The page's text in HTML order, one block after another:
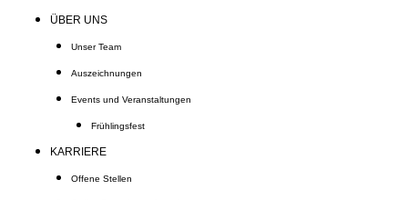
ÜBER UNS
Unser Team
Auszeichnungen
Events und Veranstaltungen
Frühlingsfest
KARRIERE
Offene Stellen